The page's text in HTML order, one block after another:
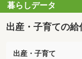
暮らしデータ
出産・子育ての給
出産・子育て